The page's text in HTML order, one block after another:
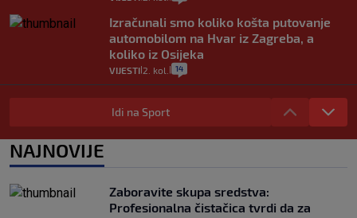
Izračunali smo koliko košta putovanje
automobilom na Hvar iz Zagreba, a
koliko iz Osijeka
VIJESTI 2. kol. 14
"Kći je otišla na more, a zaboravila
zdravstvenu iskaznicu". Kakva su prava
pacijenata izvan mjesta prebivališta?
1
Plenković na 15 dana ukine mjere: "Ne bi
se dogodilo ništa. Vlada se zaljubila u te
Idi na Sport
NAJNOVIJE
Zaboravite skupa sredstva:
Profesionalna čistačica tvrdi da za